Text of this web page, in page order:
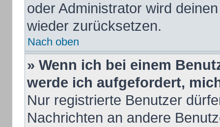
oder Administrator wird
wieder zurücksetzen.
Nach oben
» Wenn ich bei einem
werde ich aufgefordert,
Nur registrierte Benutzer
Nachrichten an andere